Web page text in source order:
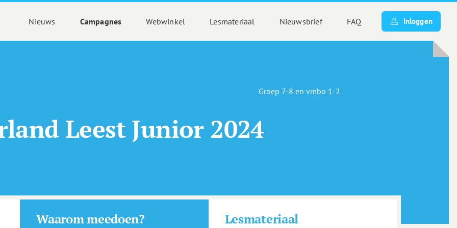
Nieuws Campagnes Webwinkel Lesmateriaal Nieuwsbrief FAQ Inloggen
Groep 7-8 en vmbo 1-2
Leest Junior 2024
Waarom meedoen? Lesmateriaal